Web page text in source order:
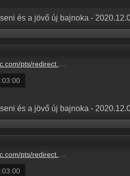
és a jövő új bajnoka -
BETO6946225966.mp3?updated=1727712387
és a jövő új bajnoka -
BETO6946225966.mp3?updated=1727710328